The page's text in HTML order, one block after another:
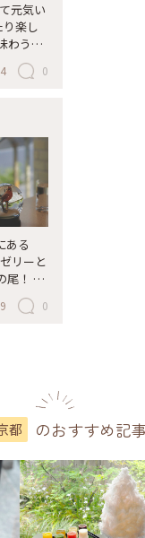
元気い
楽し
わう、
ーメ
スイー
んね
庫さん
一
一人で
氷の構
ーム 𖤐
ダーマ
ふわ&
ピング
さもあ
きが
ったら
ングで
で店
ださっ
#カフ
スイー
0
ある
リーと
尾！ ・
。 ・
#日0
都 のおすすめ記